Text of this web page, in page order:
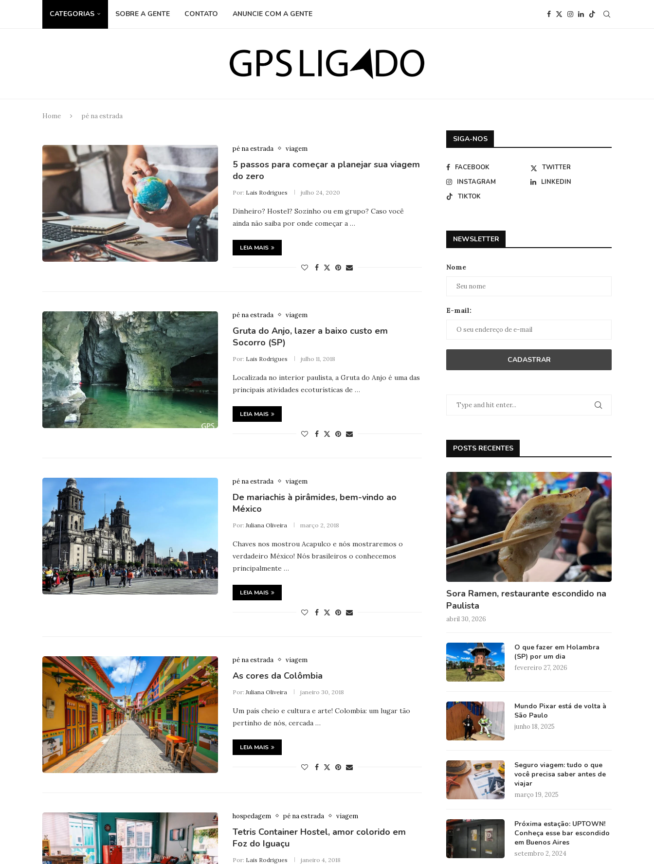
CATEGORIAS SOBRE A GENTE CONTATO ANUNCIE COM A GENTE
Home pé na estrada
pé na estrada viagem
5 passos para começar a planejar sua viagem
do zero
Por: Lais Rodrigues julho 24, 2020
Dinheiro? Hostel? Sozinho ou em grupo? Caso você
ainda não saiba por onde começar a …
LEIA MAIS
pé na estrada viagem
Gruta do Anjo, lazer a baixo custo em
Socorro (SP)
Por: Lais Rodrigues julho 11, 2018
Localizada no interior paulista, a Gruta do Anjo é uma das
principais atividades ecoturísticas de …
LEIA MAIS
pé na estrada viagem
De mariachis à pirâmides, bem-vindo ao
México
Por: Juliana Oliveira março 2, 2018
Chaves nos mostrou Acapulco e nós mostraremos o
verdadeiro México! Nós brasileiros o conhecemos
principalmente …
LEIA MAIS
pé na estrada viagem
As cores da Colômbia
Por: Juliana Oliveira janeiro 30, 2018
Um país cheio e cultura e arte! Colombia: um lugar tão
pertinho de nós, cercada …
LEIA MAIS
hospedagem pé na estrada viagem
Tetris Container Hostel, amor colorido em
Foz do Iguaçu
Por: Lais Rodrigues janeiro 4, 2018
SIGA-NOS
FACEBOOK
TWITTER
INSTAGRAM
LINKEDIN
TIKTOK
NEWSLETTER
Nome
E-mail:
POSTS RECENTES
Sora Ramen, restaurante escondido na
Paulista
abril 30, 2026
O que fazer em Holambra
(SP) por um dia
fevereiro 27, 2026
Mundo Pixar está de volta à
São Paulo
junho 18, 2025
Seguro viagem: tudo o que
você precisa saber antes de
viajar
março 19, 2025
Próxima estação: UPTOWN!
Conheça esse bar escondido
em Buenos Aires
setembro 2, 2024